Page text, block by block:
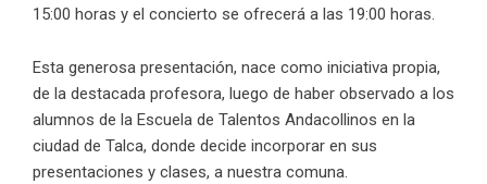
15:00 horas y el concierto se ofrecerá a las 19:00 horas.
Esta generosa presentación, nace como iniciativa propia,
de la destacada profesora, luego de haber observado a los
alumnos de la Escuela de Talentos Andacollinos en la
ciudad de Talca, donde decide incorporar en sus
presentaciones y clases, a nuestra comuna.